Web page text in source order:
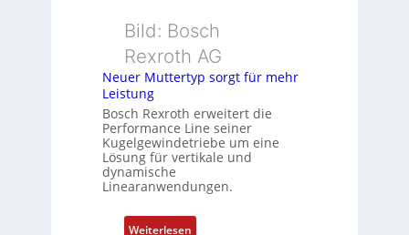
n
u
d
Z
u
t
a
k
m
b
n
i
e
P
Bild: Bosch
Rexroth AG
Neuer Muttertyp sorgt für mehr
Leistung
Bosch Rexroth erweitert die
Performance Line seiner
Kugelgewindetriebe um eine
Lösung für vertikale und
dynamische
Linearanwendungen.
Weiterlesen: